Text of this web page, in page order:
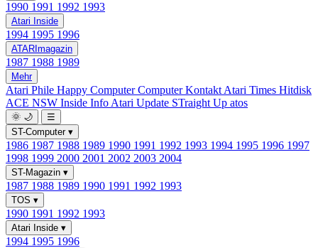
1990 1991 1992 1993
Atari Inside
1994 1995 1996
ATARImagazin
1987 1988 1989
Mehr
Atari Phile Happy ComputerComputer Kontakt Atari Times Hitdisk
ACE NSW Inside Info Atari Update STraight Up atos
🌞 🌙
☰
ST-Computer ▾
1986 1987 1988 1989 1990 1991 1992 1993 1994 1995 1996 1997
1998 1999 2000 2001 2002 2003 2004
ST-Magazin ▾
1987 1988 1989 1990 1991 1992 1993
TOS ▾
1990 1991 1992 1993
Atari Inside ▾
1994 1995 1996